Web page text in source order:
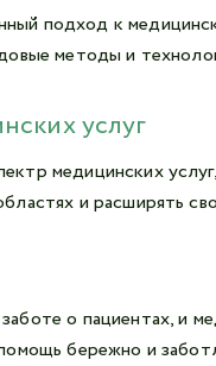
подход к
методы и
услуг
медицинских
и расширять
о пациентах, и
бережно и